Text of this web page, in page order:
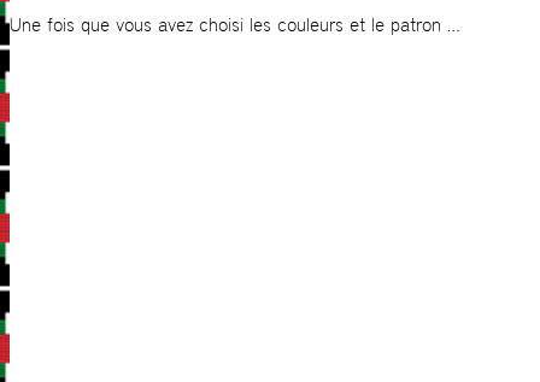
Une fois que vous avez choisi les couleurs et le patron …